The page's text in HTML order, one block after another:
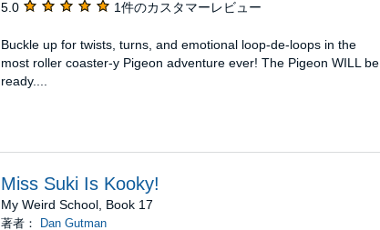
5.0 1件のカスタマーレビュー
Buckle up for twists, turns, and emotional loop-de-loops in the
most roller coaster-y Pigeon adventure ever! The Pigeon WILL be
ready....
Miss Suki Is Kooky!
My Weird School, Book 17
著者：
Dan Gutman